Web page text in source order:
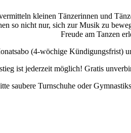
kleinen Tänzerinnen und
so nicht nur, sich zur Musik zu
Freude am Tanzen
(4-wöchige Kündigungsfrist)
ist jederzeit möglich! Gratis
saubere Turnschuhe oder